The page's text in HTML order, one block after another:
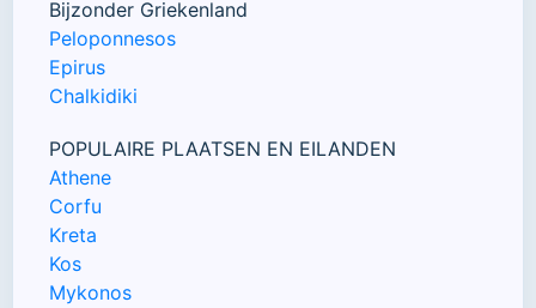
Bijzonder Griekenland
Peloponnesos
Epirus
Chalkidiki
POPULAIRE PLAATSEN EN EILANDEN
Athene
Corfu
Kreta
Kos
Mykonos